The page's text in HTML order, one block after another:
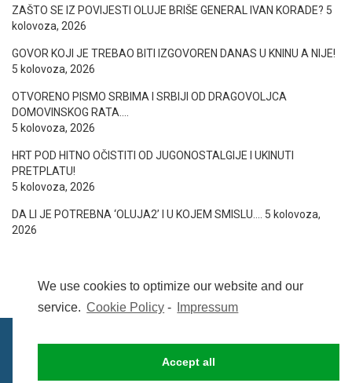
We use cookies to optimize our website and our
service. Cookie Policy - Impressum
Accept all
ZAŠTO SE IZ POVIJESTI OLUJE BRIŠE GENERAL IVAN KORADE? 5
kolovoza, 2026
GOVOR KOJI JE TREBAO BITI IZGOVOREN DANAS U KNINU A NIJE!
5 kolovoza, 2026
OTVORENO PISMO SRBIMA I SRBIJI OD DRAGOVOLJCA
DOMOVINSKOG RATA….
5 kolovoza, 2026
HRT POD HITNO OČISTITI OD JUGONOSTALGIJE I UKINUTI
PRETPLATU!
5 kolovoza, 2026
DA LI JE POTREBNA ‘OLUJA2’ I U KOJEM SMISLU….
5 kolovoza,
2026